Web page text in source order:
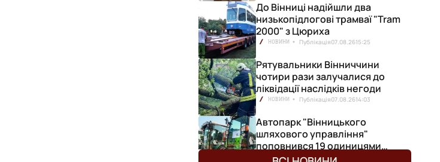
До Вінниці надійшли два
низькопідлогові трамваї "Tram
2000" з Цюриха
НОВИНИ Публікація07.08.2615:25
Рятувальники Вінниччини
чотири рази залучалися до
ліквідації наслідків негоди
НОВИНИ Публікація07.08.2614:03
Автопарк "Вінницького
шляхового управління"
поповнився 19 одиницями
нової техніки
НОВИНИ Публікація07.08.26